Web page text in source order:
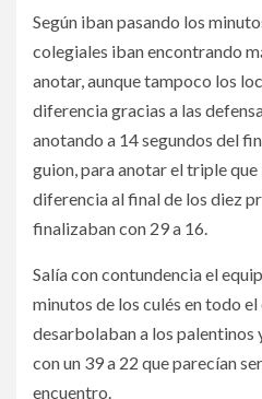
Según iban pasando los
colegiales iban encontrando
anotar, aunque tampoco los
diferencia gracias a las
anotando a 14 segundos del
guion, para anotar el triple
diferencia al final de los diez
finalizaban con 29 a 16.
Salía con contundencia el
minutos de los culés en todo
desarbolaban a los palentinos
con un 39 a 22 que parecían
encuentro.